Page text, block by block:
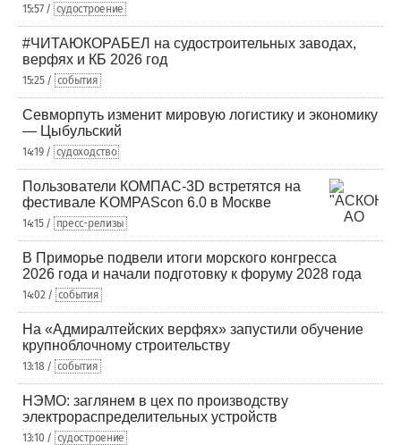
15:57 / судостроение
#ЧИТАЮКОРАБЕЛ на судостроительных заводах,
верфях и КБ 2026 год
15:25 / события
Севморпуть изменит мировую логистику и экономику
— Цыбульский
14:19 / судоходство
Пользователи КОМПАС-3D встретятся на
фестивале KOMPAScon 6.0 в Москве
14:15 / пресс-релизы
В Приморье подвели итоги морского конгресса
2026 года и начали подготовку к форуму 2028 года
14:02 / события
На «Адмиралтейских верфях» запустили обучение
крупноблочному строительству
13:18 / события
НЭМО: заглянем в цех по производству
электрораспределительных устройств
13:10 / судостроение